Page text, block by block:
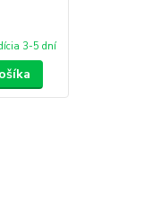
3-5 dní